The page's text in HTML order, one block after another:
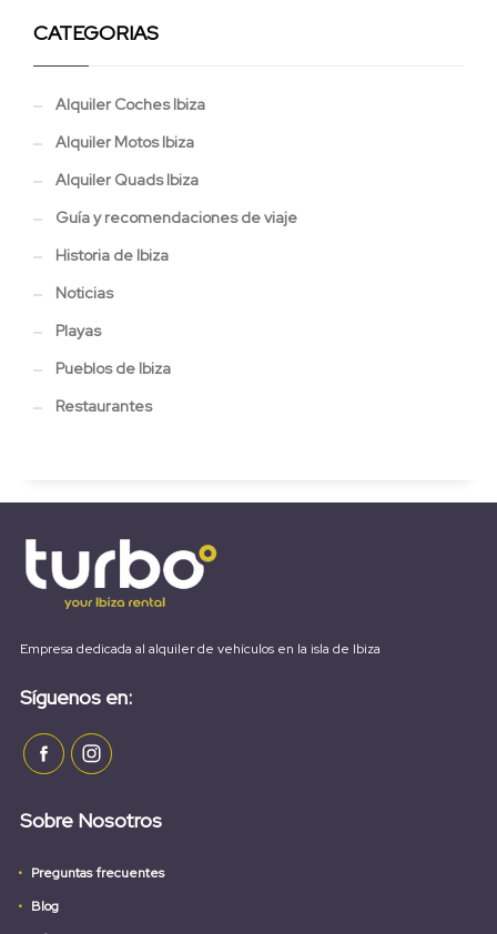
CATEGORIAS
Alquiler Coches Ibiza
Alquiler Motos Ibiza
Alquiler Quads Ibiza
Guía y recomendaciones de viaje
Historia de Ibiza
Noticias
Playas
Pueblos de Ibiza
Restaurantes
Empresa dedicada al alquiler de vehículos en la isla de Ibiza
Síguenos en:
Sobre Nosotros
Preguntas frecuentes
Blog